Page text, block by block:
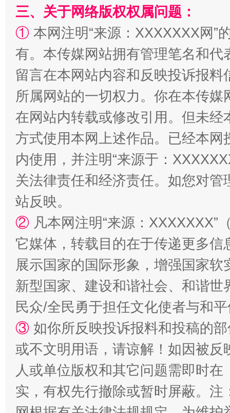
解纷+调解+退费，一次搞定
站台名比不上好声名
三、关于网络版权权属问题：
① 本网注明“来源：XXXXXXX网”
有。本传媒网站拥有管理笔名和
留言在本网站内容和反映投诉报
所属网站的一切权力。你在本传
在网站内转载或修改引用。但未
方式使用本网上述作品。已经本
内使用，并注明“来源于：
关法律责任和经济责任。如您对
站反映。
② 凡本网注明“来源：
它媒体，转载目的在于传递更多
展示国家的国际形象，增强国家
新型国家、建设和谐社会、和谐
民众/全民勇于担任文化使者与和
③ 如你所反映投诉报料和投稿的
或不文明用语，请谅解！如因被
人或单位版权和其它问题需即时在
实，有权先行撤除或暂时屏蔽。